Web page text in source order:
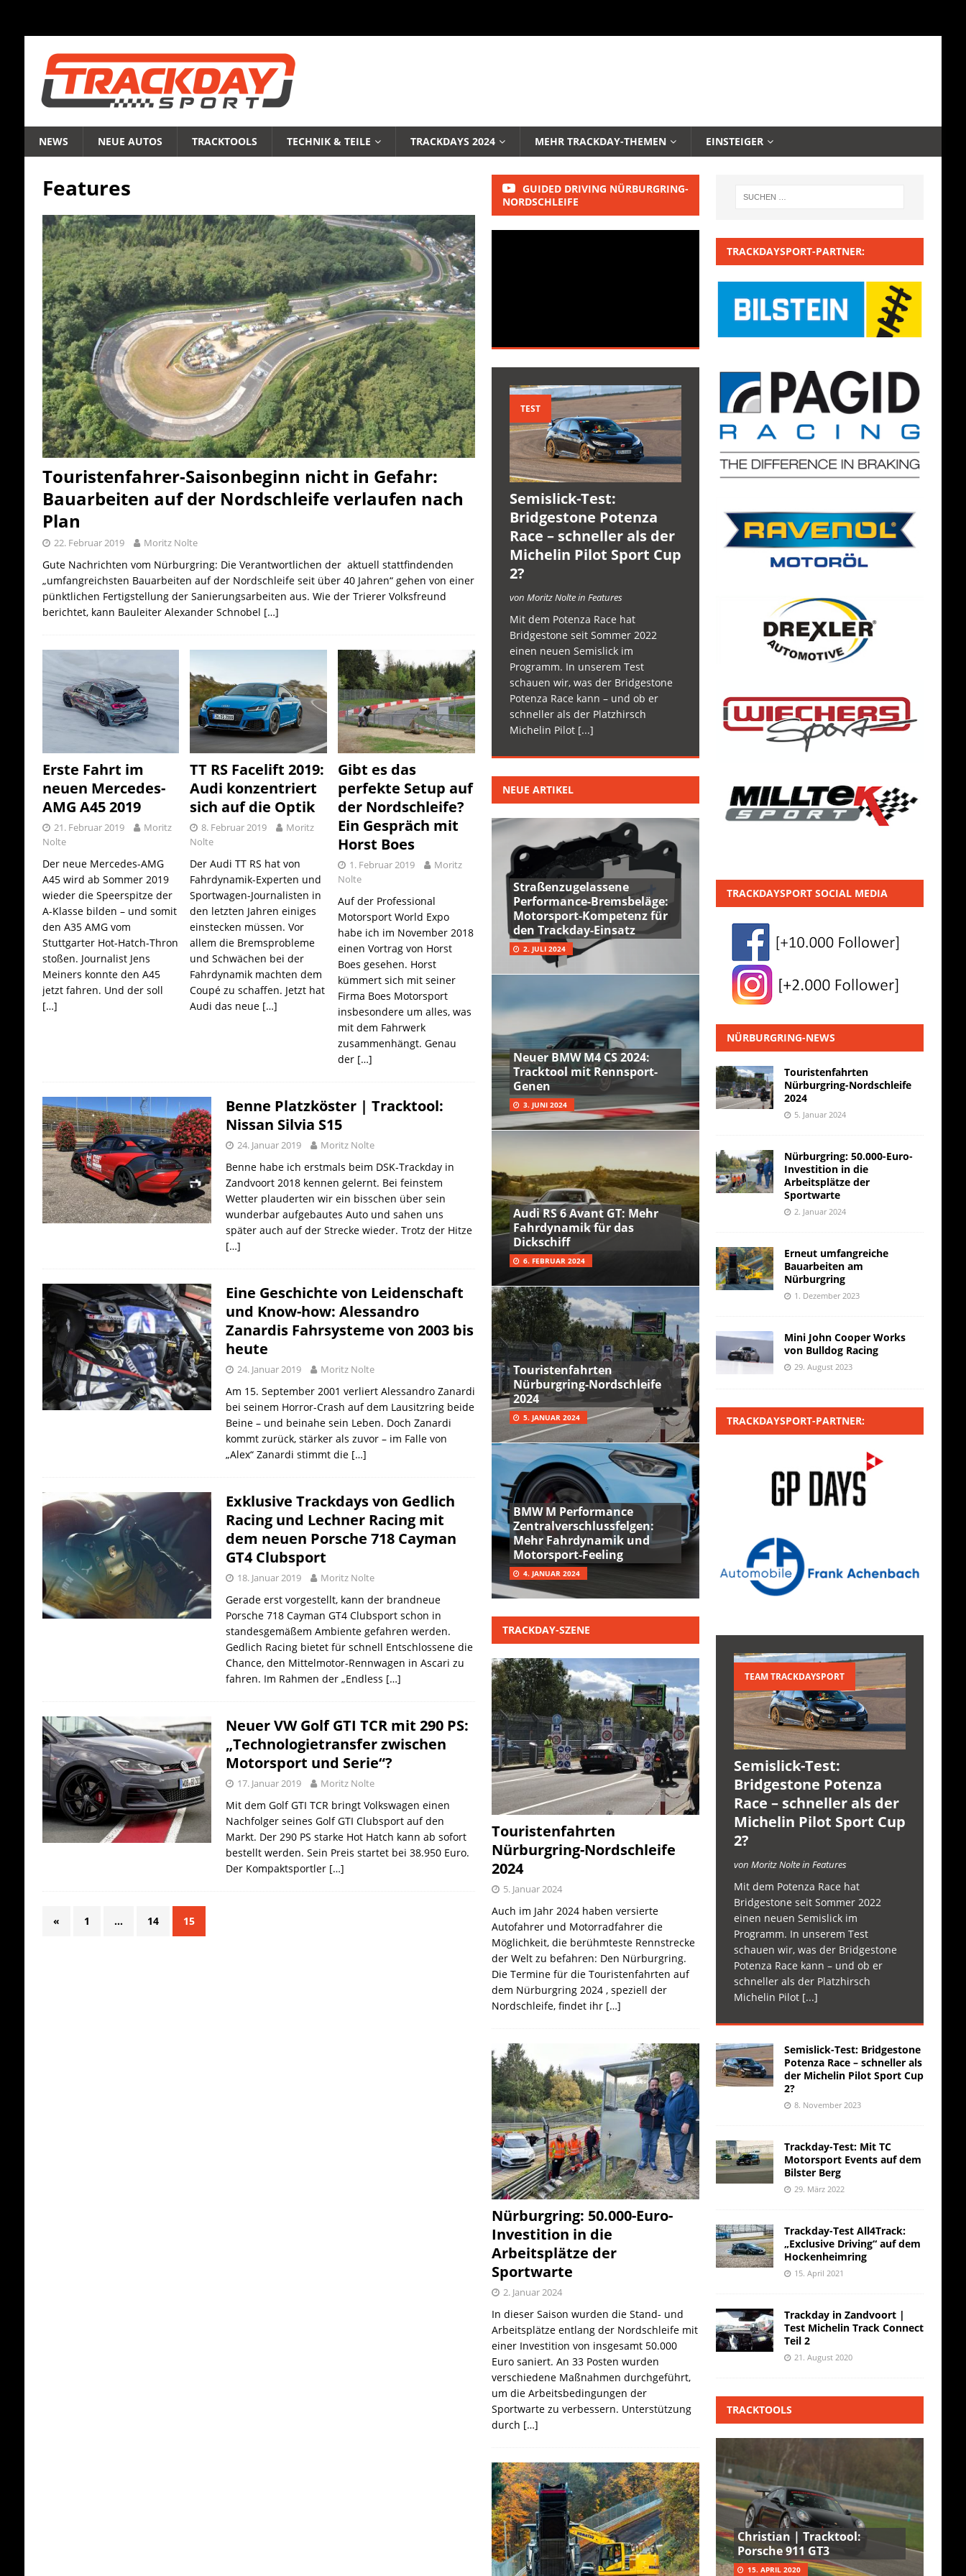
NEWS NEUE AUTOS TRACKTOOLS TECHNIK & TEILE TRACKDAYS 2024 MEHR TRACKDAY-THEMEN EINSTEIGER
Features
Touristenfahrer-Saisonbeginn nicht in Gefahr:
Bauarbeiten auf der Nordschleife verlaufen nach
Plan
22. Februar 2019 Moritz Nolte
Gute Nachrichten vom Nürburgring: Die Verantwortlichen der aktuell stattfindenden
„umfangreichsten Bauarbeiten auf der Nordschleife seit über 40 Jahren“ gehen von einer
pünktlichen Fertigstellung der Sanierungsarbeiten aus. Wie der Trierer Volksfreund
berichtet, kann Bauleiter Alexander Schnobel […]
Erste Fahrt im
neuen Mercedes-
AMG A45 2019
21. Februar 2019
Moritz
Nolte
Der neue Mercedes-AMG
A45 wird ab Sommer 2019
wieder die Speerspitze der
A-Klasse bilden – und somit
den A35 AMG vom
Stuttgarter Hot-Hatch-Thron
stoßen. Journalist Jens
Meiners konnte den A45
jetzt fahren. Und der soll
[…]
TT RS Facelift 2019:
Audi konzentriert
sich auf die Optik
8. Februar 2019
Moritz
Nolte
Der Audi TT RS hat von
Fahrdynamik-Experten und
Sportwagen-Journalisten in
den letzten Jahren einiges
einstecken müssen. Vor
allem die Bremsprobleme
und Schwächen bei der
Fahrdynamik machten dem
Coupé zu schaffen. Jetzt hat
Audi das neue […]
Gibt es das
perfekte Setup auf
der Nordschleife?
Ein Gespräch mit
Horst Boes
1. Februar 2019
Moritz
Nolte
Auf der Professional
Motorsport World Expo
habe ich im November 2018
einen Vortrag von Horst
Boes gesehen. Horst
kümmert sich mit seiner
Firma Boes Motorsport
insbesondere um alles, was
mit dem Fahrwerk
zusammenhängt. Genau
der […]
Benne Platzköster | Tracktool:
Nissan Silvia S15
24. Januar 2019 Moritz Nolte
Benne habe ich erstmals beim DSK-Trackday in
Zandvoort 2018 kennen gelernt. Bei feinstem
Wetter plauderten wir ein bisschen über sein
wunderbar aufgebautes Auto und sahen uns
später auch auf der Strecke wieder. Trotz der Hitze
[…]
Eine Geschichte von Leidenschaft
und Know-how: Alessandro
Zanardis Fahrsysteme von 2003 bis
heute
24. Januar 2019 Moritz Nolte
Am 15. September 2001 verliert Alessandro Zanardi
bei seinem Horror-Crash auf dem Lausitzring beide
Beine – und beinahe sein Leben. Doch Zanardi
kommt zurück, stärker als zuvor – im Falle von
„Alex“ Zanardi stimmt die […]
Exklusive Trackdays von Gedlich
Racing und Lechner Racing mit
dem neuen Porsche 718 Cayman
GT4 Clubsport
18. Januar 2019 Moritz Nolte
Gerade erst vorgestellt, kann der brandneue
Porsche 718 Cayman GT4 Clubsport schon in
standesgemäßem Ambiente gefahren werden.
Gedlich Racing bietet für schnell Entschlossene die
Chance, den Mittelmotor-Rennwagen in Ascari zu
fahren. Im Rahmen der „Endless […]
Neuer VW Golf GTI TCR mit 290 PS:
„Technologietransfer zwischen
Motorsport und Serie“?
17. Januar 2019 Moritz Nolte
Mit dem Golf GTI TCR bringt Volkswagen einen
Nachfolger seines Golf GTI Clubsport auf den
Markt. Der 290 PS starke Hot Hatch kann ab sofort
bestellt werden. Sein Preis startet bei 38.950 Euro.
Der Kompaktsportler […]
« 1 … 14 15
GUIDED DRIVING NÜRBURGRING-
NORDSCHLEIFE
TEST
Semislick-Test:
Bridgestone Potenza
Race – schneller als der
Michelin Pilot Sport Cup
2?
von Moritz Nolte in Features
Mit dem Potenza Race hat
Bridgestone seit Sommer 2022
einen neuen Semislick im
Programm. In unserem Test
schauen wir, was der Bridgestone
Potenza Race kann – und ob er
schneller als der Platzhirsch
Michelin Pilot [...]
NEUE ARTIKEL
Straßenzugelassene
Performance-Bremsbeläge:
Motorsport-Kompetenz für
den Trackday-Einsatz
2. JULI 2024
Neuer BMW M4 CS 2024:
Tracktool mit Rennsport-
Genen
3. JUNI 2024
Audi RS 6 Avant GT: Mehr
Fahrdynamik für das
Dickschiff
6. FEBRUAR 2024
Touristenfahrten
Nürburgring-Nordschleife
2024
5. JANUAR 2024
BMW M Performance
Zentralverschlussfelgen:
Mehr Fahrdynamik und
Motorsport-Feeling
4. JANUAR 2024
TRACKDAY-SZENE
Touristenfahrten
Nürburgring-Nordschleife
2024
5. Januar 2024
Auch im Jahr 2024 haben versierte
Autofahrer und Motorradfahrer die
Möglichkeit, die berühmteste Rennstrecke
der Welt zu befahren: Den Nürburgring.
Die Termine für die Touristenfahrten auf
dem Nürburgring 2024 , speziell der
Nordschleife, findet ihr […]
Nürburgring: 50.000-Euro-
Investition in die
Arbeitsplätze der
Sportwarte
2. Januar 2024
In dieser Saison wurden die Stand- und
Arbeitsplätze entlang der Nordschleife mit
einer Investition von insgesamt 50.000
Euro saniert. An 33 Posten wurden
verschiedene Maßnahmen durchgeführt,
um die Arbeitsbedingungen der
Sportwarte zu verbessern. Unterstützung
durch […]
TRACKDAYSPORT-PARTNER:
TRACKDAYSPORT SOCIAL MEDIA
NÜRBURGRING-NEWS
Touristenfahrten
Nürburgring-Nordschleife
2024
5. Januar 2024
Nürburgring: 50.000-Euro-
Investition in die
Arbeitsplätze der
Sportwarte
2. Januar 2024
Erneut umfangreiche
Bauarbeiten am
Nürburgring
1. Dezember 2023
Mini John Cooper Works
von Bulldog Racing
29. August 2023
TRACKDAYSPORT-PARTNER:
TEAM TRACKDAYSPORT
Semislick-Test:
Bridgestone Potenza
Race – schneller als der
Michelin Pilot Sport Cup
2?
von Moritz Nolte in Features
Mit dem Potenza Race hat
Bridgestone seit Sommer 2022
einen neuen Semislick im
Programm. In unserem Test
schauen wir, was der Bridgestone
Potenza Race kann – und ob er
schneller als der Platzhirsch
Michelin Pilot [...]
Semislick-Test: Bridgestone
Potenza Race – schneller als
der Michelin Pilot Sport Cup
2?
8. November 2023
Trackday-Test: Mit TC
Motorsport Events auf dem
Bilster Berg
29. März 2022
Trackday-Test All4Track:
„Exclusive Driving“ auf dem
Hockenheimring
15. April 2021
Trackday in Zandvoort |
Test Michelin Track Connect
Teil 2
21. August 2020
TRACKTOOLS
Christian | Tracktool:
Porsche 911 GT3
15. APRIL 2020